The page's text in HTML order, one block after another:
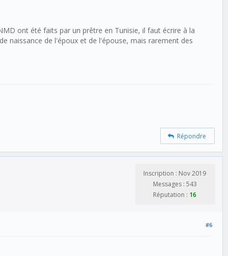
ont été faits par un prêtre en Tunisie, il faut écrire à la
naissance de l'époux et de l'épouse, mais rarement des
Répondre
Inscription : Nov 2019
Messages : 543
Réputation : 16
#6